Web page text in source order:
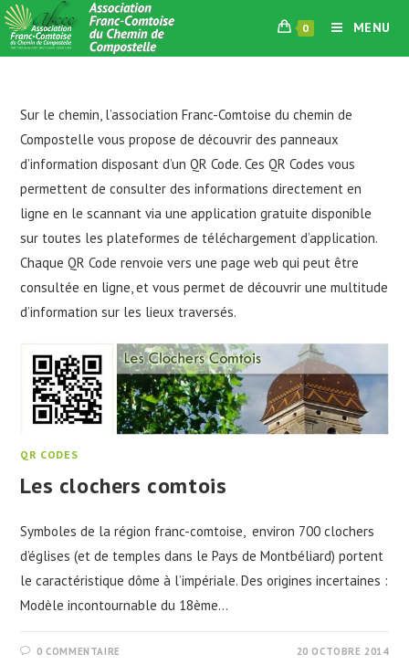
Skip
to
content
0 MENU
Sur le chemin, l’association Franc-Comtoise du chemin de
Compostelle vous propose de découvrir des panneaux
d’information disposant d’un QR Code. Ces QR Codes vous
permettent de consulter des informations directement en
ligne en le scannant via une application gratuite disponible
sur toutes les plateformes de téléchargement d’application.
Chaque QR Code renvoie vers une page web qui peut être
consultée en ligne, et vous permet de découvrir une multitude
d’information sur les lieux traversés.
QR CODES
Les clochers comtois
Symboles de la région franc-comtoise, environ 700 clochers
d’églises (et de temples dans le Pays de Montbéliard) portent
le caractéristique dôme à l’impériale. Des origines incertaines :
Modèle incontournable du 18ème…
0 COMMENTAIRE 20 OCTOBRE 2014